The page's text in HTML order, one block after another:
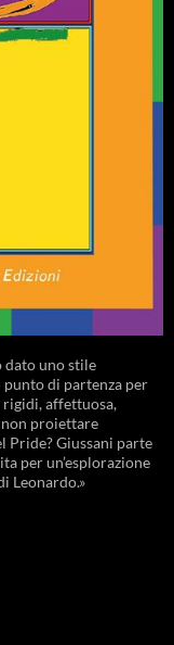
dato uno stile
di partenza per
rigidi, affettuosa,
non proiettare
Pride? Giussani parte
per un’esplorazione
Leonardo.»